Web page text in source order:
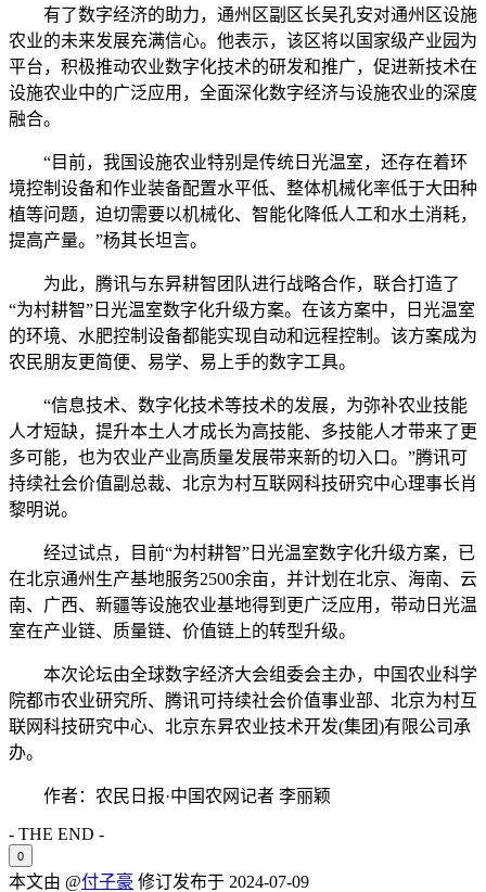
有了数字经济的助力，通州区副区长吴孔安对通州区设施
农业的未来发展充满信心。他表示，该区将以国家级产业园为
平台，积极推动农业数字化技术的研发和推广，促进新技术在
设施农业中的广泛应用，全面深化数字经济与设施农业的深度
融合。
“目前，我国设施农业特别是传统日光温室，还存在着环
境控制设备和作业装备配置水平低、整体机械化率低于大田种
植等问题，迫切需要以机械化、智能化降低人工和水土消耗，
提高产量。”杨其长坦言。
为此，腾讯与东昇耕智团队进行战略合作，联合打造了
“为村耕智”日光温室数字化升级方案。在该方案中，日光温室
的环境、水肥控制设备都能实现自动和远程控制。该方案成为
农民朋友更简便、易学、易上手的数字工具。
“信息技术、数字化技术等技术的发展，为弥补农业技能
人才短缺，提升本土人才成长为高技能、多技能人才带来了更
多可能，也为农业产业高质量发展带来新的切入口。”腾讯可
持续社会价值副总裁、北京为村互联网科技研究中心理事长肖
黎明说。
经过试点，目前“为村耕智”日光温室数字化升级方案，已
在北京通州生产基地服务2500余亩，并计划在北京、海南、云
南、广西、新疆等设施农业基地得到更广泛应用，带动日光温
室在产业链、质量链、价值链上的转型升级。
本次论坛由全球数字经济大会组委会主办，中国农业科学
院都市农业研究所、腾讯可持续社会价值事业部、北京为村互
联网科技研究中心、北京东昇农业技术开发(集团)有限公司承
办。
作者：农民日报·中国农网记者 李丽颖
- THE END -
0
本文由 @付子豪 修订发布于 2024-07-09